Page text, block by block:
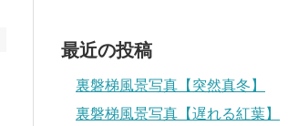
最近の投稿
裏磐梯風景写真【突然真冬】
裏磐梯風景写真【遅れる紅葉】